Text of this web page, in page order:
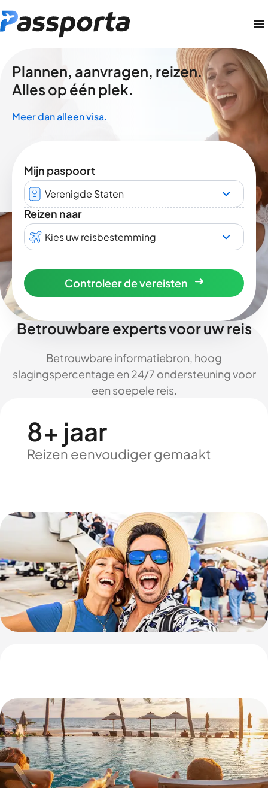
Plannen, aanvragen, reizen.
Alles op één plek.
Meer dan alleen visa.
Mijn paspoort
Verenigde Staten
Reizen naar
Kies uw reisbestemming
Controleer de vereisten
Betrouwbare experts voor uw reis
Betrouwbare informatiebron, hoog
slagingspercentage en 24/7 ondersteuning voor
een soepele reis.
8+ jaar
Reizen eenvoudiger gemaakt